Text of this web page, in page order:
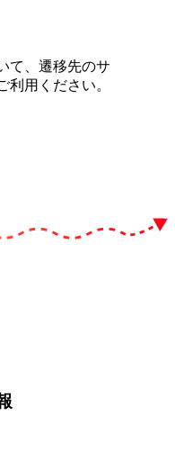
て、遷移先のサ
利用ください。